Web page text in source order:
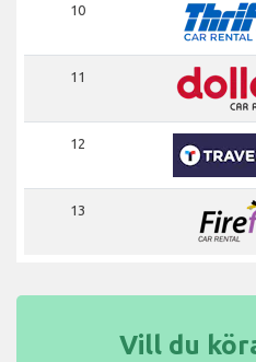
10
11
12
13
Vill du